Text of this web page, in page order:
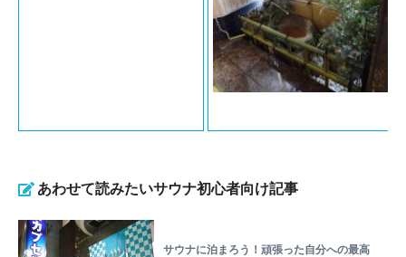
あわせて読みたいサウナ初心者向け記事
サウナに泊まろう！頑張った自分への最高